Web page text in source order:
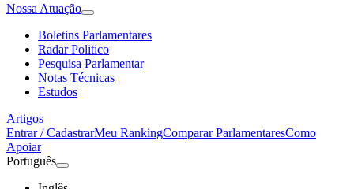
Nossa Atuação
Boletins Parlamentares
Radar Politico
Pesquisa Parlamentar
Notas Técnicas
Estudos
Artigos
Entrar / CadastrarMeu RankingComparar ParlamentaresComo
Apoiar
Português